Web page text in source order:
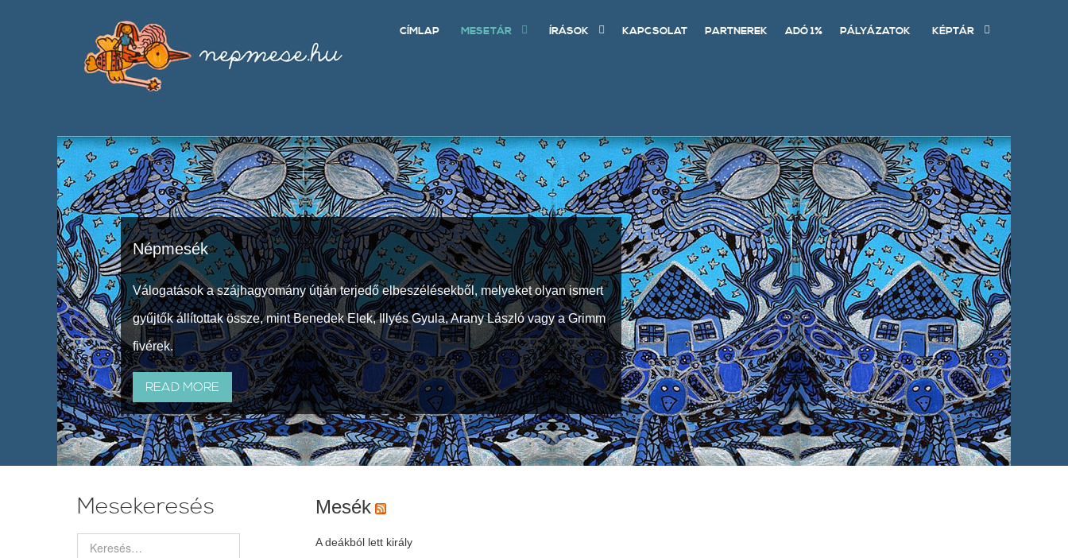
CÍMLAP MESETÁR ÍRÁSOK KAPCSOLAT PARTNEREK ADÓ 1% PÁLYÁZATOK KÉPTÁR
Népmesék
Válogatások a szájhagyomány útján terjedő elbeszélésekből, melyeket olyan ismert
gyűjtők állítottak össze, mint Benedek Elek, Illyés Gyula, Arany László vagy a Grimm
fivérek.
READ MORE
Mesék
A deákból lett király
Mesekeresés